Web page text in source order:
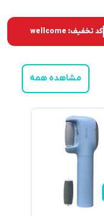
کد تخفیف: wellcome
مشاهده همه